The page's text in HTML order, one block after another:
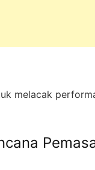
melacak